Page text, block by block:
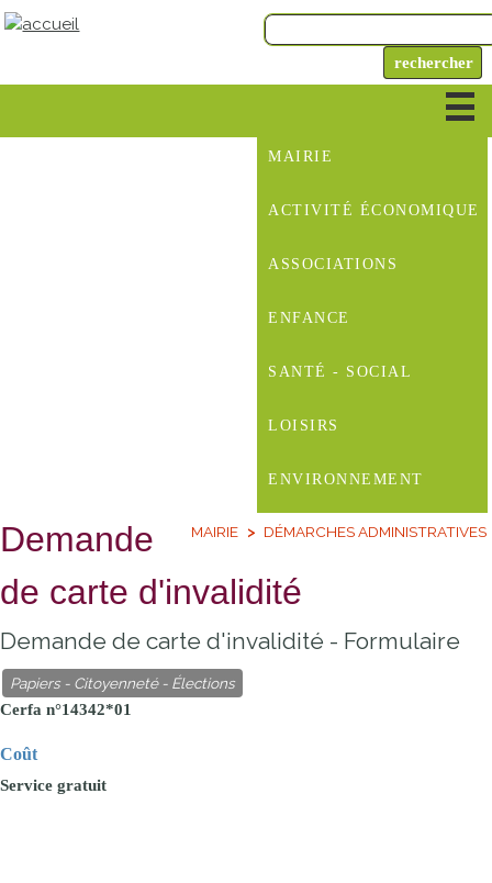
MAIRIE
ACTIVITÉ ÉCONOMIQUE
ASSOCIATIONS
ENFANCE
SANTÉ - SOCIAL
LOISIRS
ENVIRONNEMENT
MAIRIE DÉMARCHES ADMINISTRATIVES
Demande
de carte d'invalidité
Demande de carte d'invalidité - Formulaire
Papiers - Citoyenneté - Élections
Cerfa n°14342*01
Coût
Service gratuit